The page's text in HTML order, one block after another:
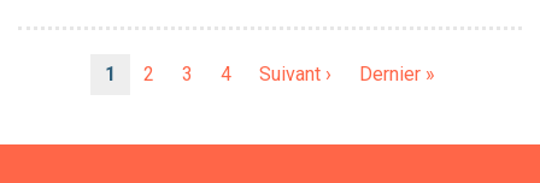
Page
1 Page
2 Page
3 Page
4
Page
Suivant ›
Dernière
Dernier »